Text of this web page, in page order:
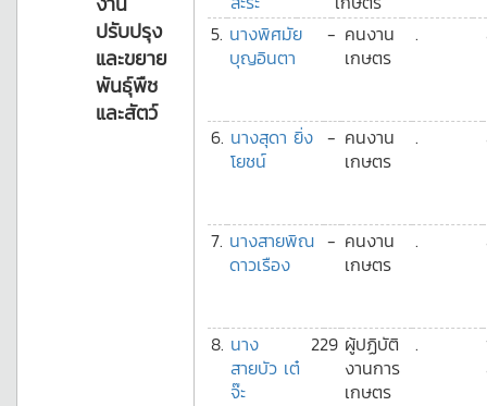
ปรับปรุง
และขยาย
พันธุ์พืช
และสัตว์
5. นางพิศมัย
บุญอินตา
- คนงาน
เกษตร
.
6. นางสุดา ยิ่ง
โยชน์
- คนงาน
เกษตร
.
7. นางสายพิณ
ดาวเรือง
- คนงาน
เกษตร
.
8. นาง
สายบัว เต๋
จ๊ะ
229 ผู้ปฏิบัติ
งานการ
เกษตร
.